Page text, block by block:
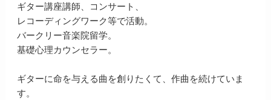
ギター講座講師、コンサート、
レコーディングワーク等で活動。
バークリー音楽院留学。
基礎心理カウンセラー。
ギターに命を与える曲を創りたくて、作曲を続けていま
す。